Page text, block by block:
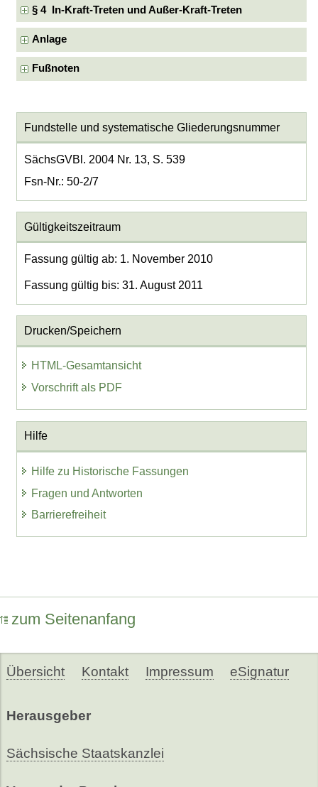
§ 4 In-Kraft-Treten und Außer-Kraft-Treten
Anlage
Fußnoten
Fundstelle und systematische Gliederungsnummer
SächsGVBl. 2004 Nr. 13, S. 539
Fsn-Nr.: 50-2/7
Gültigkeitszeitraum
Fassung gültig ab: 1. November 2010
Fassung gültig bis: 31. August 2011
Drucken/Speichern
HTML-Gesamtansicht
Vorschrift als PDF
Hilfe
Hilfe zu Historische Fassungen
Fragen und Antworten
Barrierefreiheit
zum Seitenanfang
Übersicht Kontakt Impressum eSignatur
Herausgeber
Sächsische Staatskanzlei